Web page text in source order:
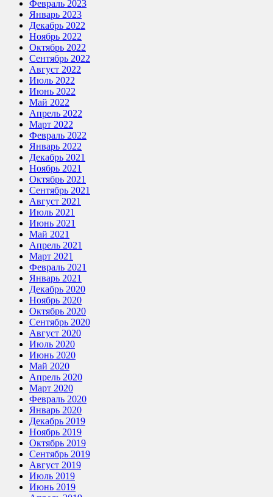
Февраль 2023
Январь 2023
Декабрь 2022
Ноябрь 2022
Октябрь 2022
Сентябрь 2022
Август 2022
Июль 2022
Июнь 2022
Май 2022
Апрель 2022
Март 2022
Февраль 2022
Январь 2022
Декабрь 2021
Ноябрь 2021
Октябрь 2021
Сентябрь 2021
Август 2021
Июль 2021
Июнь 2021
Май 2021
Апрель 2021
Март 2021
Февраль 2021
Январь 2021
Декабрь 2020
Ноябрь 2020
Октябрь 2020
Сентябрь 2020
Август 2020
Июль 2020
Июнь 2020
Май 2020
Апрель 2020
Март 2020
Февраль 2020
Январь 2020
Декабрь 2019
Ноябрь 2019
Октябрь 2019
Сентябрь 2019
Август 2019
Июль 2019
Июнь 2019